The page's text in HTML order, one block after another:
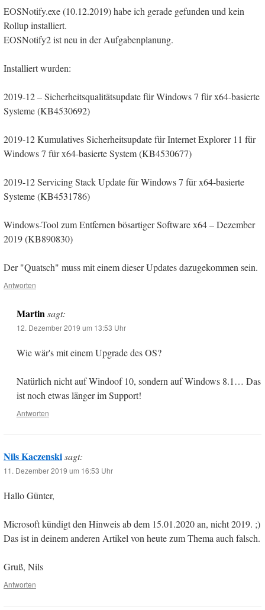
EOSNotify.exe (10.12.2019) habe ich gerade gefunden und kein
Rollup installiert.
EOSNotify2 ist neu in der Aufgabenplanung.
Installiert wurden:
2019-12 – Sicherheitsqualitätsupdate für Windows 7 für x64-basierte
Systeme (KB4530692)
2019-12 Kumulatives Sicherheitsupdate für Internet Explorer 11 für
Windows 7 für x64-basierte System (KB4530677)
2019-12 Servicing Stack Update für Windows 7 für x64-basierte
Systeme (KB4531786)
Windows-Tool zum Entfernen bösartiger Software x64 – Dezember
2019 (KB890830)
Der "Quatsch" muss mit einem dieser Updates dazugekommen sein.
Antworten
Martin sagt:
12. Dezember 2019 um 13:53 Uhr
Wie wär's mit einem Upgrade des OS?
Natürlich nicht auf Windoof 10, sondern auf Windows 8.1… Das
ist noch etwas länger im Support!
Antworten
Nils Kaczenskisagt:
11. Dezember 2019 um 16:53 Uhr
Hallo Günter,
Microsoft kündigt den Hinweis ab dem 15.01.2020 an, nicht 2019. ;)
Das ist in deinem anderen Artikel von heute zum Thema auch falsch.
Gruß, Nils
Antworten